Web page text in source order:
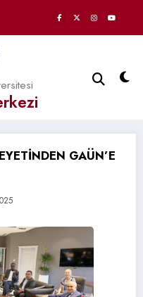
GAÜN’E